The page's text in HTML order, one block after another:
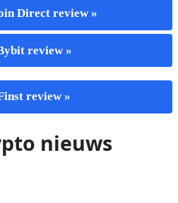
Direct review »
review »
review »
nieuws